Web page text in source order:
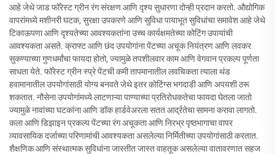
आहे जेथे जाड फॉरेस्ट ग्रीन रंग संरक्षण आणि दृश्य सुधारणा दोन्ही प्रदान करतो. औद्योगिक
वापरांमध्ये मशीनरी घटक, सुरक्षा उपकरणे आणि सुविधा पायाभूत सुविधांचा समावेश आहे जेथे
टिकाऊपणा आणि दृश्यतेच्या आवश्यकतांना उच्च कार्यक्षमतेच्या कोटिंग उपायांची
आवश्यकता असते. क्राफ्ट आणि छंद उपयोगांना पेंटच्या अचूक नियंत्रण आणि लवकर
सुकण्याच्या गुणधर्मांचा फायदा होतो, ज्यामुळे तपशीलवार काम आणि वेगवान प्रकल्प पूर्णता
साधता येते. फॉरेस्ट ग्रीन स्प्रे पेंटची कमी तापमानातील लवचिकता त्याला थंड
हवामानातील उपयोगांसाठी योग्य बनवते जेथे इतर कोटिंग्स भगदाडी आणि अपयशी ठरू
शकतात. नौसेना उपयोगांमध्ये लाटणाऱ्या पाण्याच्या प्रतिरोधकतेचा फायदा घेतला जातो
ज्यामुळे नावांच्या घटकांना आणि डॉक हार्डवेअरला सतत आर्द्रतेचा सामना करावा लागतो.
कला आणि डिझाइन प्रकल्प पेंटच्या रंग अचूकता आणि निरभ्र पृष्ठभागाचा वापर
व्यावसायिक दर्जाच्या परिणामांची आवश्यकता असलेल्या निर्मितीच्या उपयोगांसाठी करतात.
शैक्षणिक आणि संस्थात्मक सुविधांना जास्तीत जास्त वाहतूक असलेल्या वातावरणात सहज